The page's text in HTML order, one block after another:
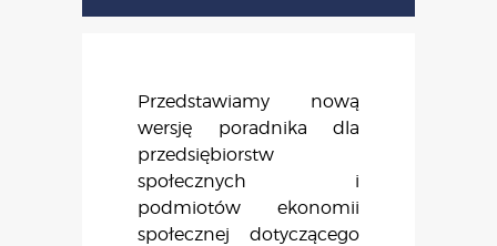
Przedstawiamy nową
wersję poradnika dla
przedsiębiorstw
społecznych i
podmiotów ekonomii
społecznej dotyczącego